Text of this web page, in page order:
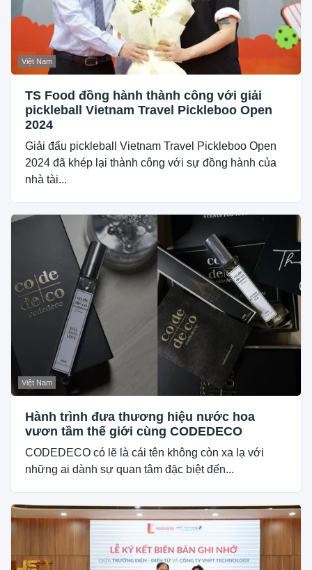
Việt Nam
TS Food đồng hành thành công với giải
pickleball Vietnam Travel Pickleboo Open
2024
Giải đấu pickleball Vietnam Travel Pickleboo Open
2024 đã khép lại thành công với sự đồng hành của
nhà tài...
Việt Nam
Hành trình đưa thương hiệu nước hoa
vươn tầm thế giới cùng CODEDECO
CODEDECO có lẽ là cái tên không còn xa lạ với
những ai dành sự quan tâm đặc biệt đến...